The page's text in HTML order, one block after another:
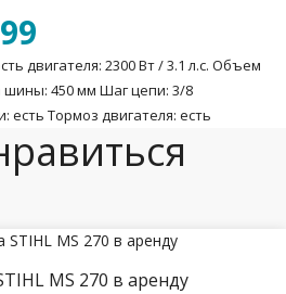
двигателя: 2300 Вт / 3.1 л.с. Объем
шины: 450 мм Шаг цепи: 3/8
есть Тормоз двигателя: есть
MS 270 в аренду